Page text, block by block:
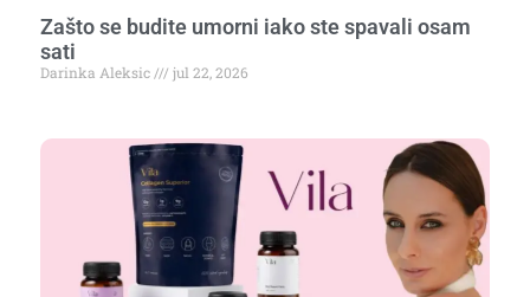
Zašto se budite umorni iako ste spavali osam
sati
Darinka Aleksic jul 22, 2026